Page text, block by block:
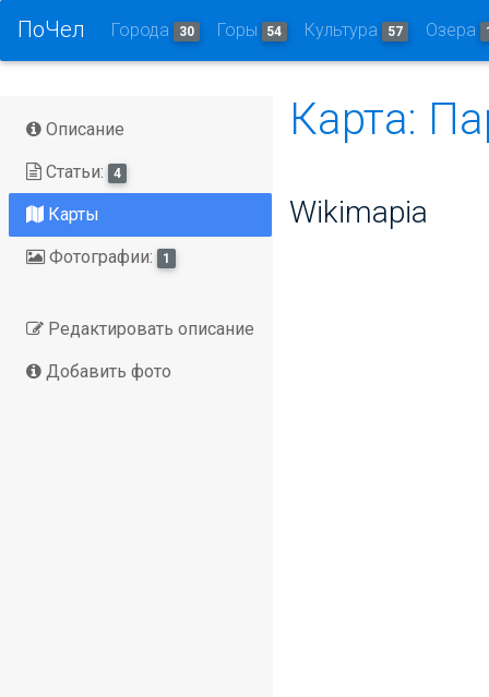
ПоЧел Города 30 Горы 54 Культура 57 Озера
Описание
Статьи: 4
Карты
Фотографии: 1
Редактировать описание
Добавить фото
Карта:
Wikimapia